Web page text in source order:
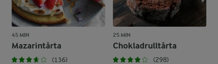
45 MIN
Mazarintårta
(136)
25 MIN
Chokladrulltårta
(298)